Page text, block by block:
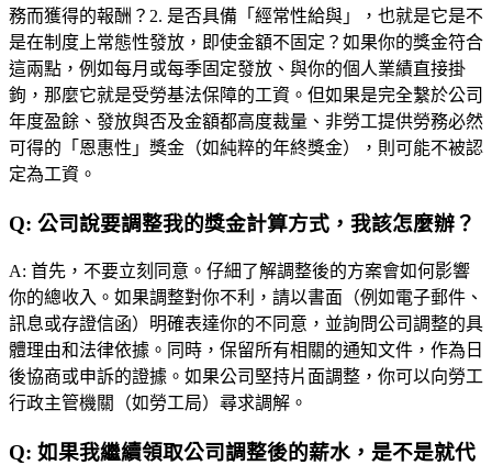
務而獲得的報酬？2. 是否具備「經常性給與」，也就是它是不
是在制度上常態性發放，即使金額不固定？如果你的獎金符合
這兩點，例如每月或每季固定發放、與你的個人業績直接掛
鉤，那麼它就是受勞基法保障的工資。但如果是完全繫於公司
年度盈餘、發放與否及金額都高度裁量、非勞工提供勞務必然
可得的「恩惠性」獎金（如純粹的年終獎金），則可能不被認
定為工資。
Q: 公司說要調整我的獎金計算方式，我該怎麼辦？
A: 首先，不要立刻同意。仔細了解調整後的方案會如何影響
你的總收入。如果調整對你不利，請以書面（例如電子郵件、
訊息或存證信函）明確表達你的不同意，並詢問公司調整的具
體理由和法律依據。同時，保留所有相關的通知文件，作為日
後協商或申訴的證據。如果公司堅持片面調整，你可以向勞工
行政主管機關（如勞工局）尋求調解。
Q: 如果我繼續領取公司調整後的薪水，是不是就代